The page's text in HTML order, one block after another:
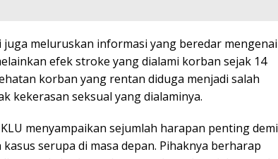
meluruskan informasi yang beredar mengenai
efek stroke yang dialami korban sejak 14
korban yang rentan diduga menjadi salah
kekerasan seksual yang dialaminya.
menyampaikan sejumlah harapan penting demi
serupa di masa depan. Pihaknya berharap